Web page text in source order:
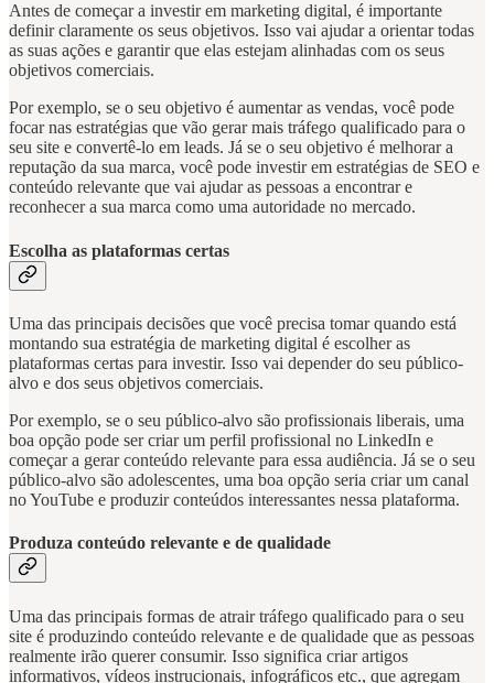
Antes de começar a investir em marketing digital, é importante
definir claramente os seus objetivos. Isso vai ajudar a orientar todas
as suas ações e garantir que elas estejam alinhadas com os seus
objetivos comerciais.
Por exemplo, se o seu objetivo é aumentar as vendas, você pode
focar nas estratégias que vão gerar mais tráfego qualificado para o
seu site e convertê-lo em leads. Já se o seu objetivo é melhorar a
reputação da sua marca, você pode investir em estratégias de SEO e
conteúdo relevante que vai ajudar as pessoas a encontrar e
reconhecer a sua marca como uma autoridade no mercado.
Escolha as plataformas certas
Uma das principais decisões que você precisa tomar quando está
montando sua estratégia de marketing digital é escolher as
plataformas certas para investir. Isso vai depender do seu público-
alvo e dos seus objetivos comerciais.
Por exemplo, se o seu público-alvo são profissionais liberais, uma
boa opção pode ser criar um perfil profissional no LinkedIn e
começar a gerar conteúdo relevante para essa audiência. Já se o seu
público-alvo são adolescentes, uma boa opção seria criar um canal
no YouTube e produzir conteúdos interessantes nessa plataforma.
Produza conteúdo relevante e de qualidade
Uma das principais formas de atrair tráfego qualificado para o seu
site é produzindo conteúdo relevante e de qualidade que as pessoas
realmente irão querer consumir. Isso significa criar artigos
informativos, vídeos instrucionais, infográficos etc., que agregam